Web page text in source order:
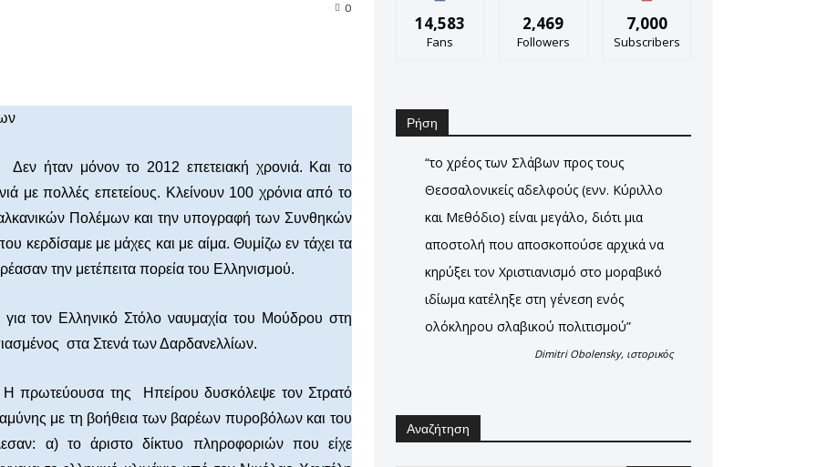
0
Δεν ήταν μόνον το 2012 επετειακή χρονιά. Και το
με πολλές επετείους. Κλείνουν 100 χρόνια από το
Πολέμων και την υπογραφή των Συνθηκών
κερδίσαμε με μάχες και με αίμα. Θυμίζω εν τάχει τα
την μετέπειτα πορεία του Ελληνισμού.
για τον Ελληνικό Στόλο ναυμαχία του Μούδρου στη
στα Στενά των Δαρδανελλίων.
Η πρωτεύουσα της Ηπείρου δυσκόλεψε τον Στρατό
αμύνης με τη βοήθεια των βαρέων πυροβόλων και του
α) το άριστο δίκτυο πληροφοριών που είχε
14,583
Fans
2,469
Followers
7,000
Subscribers
Ρήση
“το χρέος των Σλάβων προς τους
Θεσσαλονικείς αδελφούς (ενν. Κύριλλο
και Μεθόδιο) είναι μεγάλο, διότι μια
αποστολή που αποσκοπούσε αρχικά να
κηρύξει τον Χριστιανισμό στο μοραβικό
ιδίωμα κατέληξε στη γένεση ενός
ολόκληρου σλαβικού πολιτισμού”
Dimitri Obolensky, ιστορικός
Αναζήτηση